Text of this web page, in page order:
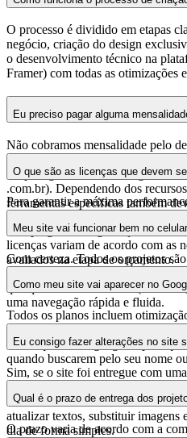
O processo é dividido em etapas
negócio, criação do design
o desenvolvimento técnico na
Framer) com todas as otimizações
Eu preciso pagar alguma
Não cobramos mensalidade pelo
custos recorrentes que você terá
hospedagem do site e o registro
.com.br). Dependendo dos
ferramentas específicas também
O que são as licenças que devem
Para garantir a máxima
avançados, utilizamos
Pro, plugins de segurança ou
licenças variam de acordo com as
avaliados na etapa de orçamento.
Meu site vai funcionar bem no
Com certeza. Todos os projetos
experiência mobile (responsiva). O
qualquer tamanho de tela
uma navegação rápida e fluida.
Como meu site vai aparecer no
Todos os planos incluem
indexação no Google. Isso
forma que o Google gosta para
quando buscarem pelo seu nome
Eu consigo fazer alterações no site
Sim, se o site foi entregue com
(WordPress ou Framer). Caso
sobre o funcionamento da
atualizar textos, substituir imagens
dia de forma simples.
Qual é o prazo de entrega dos
O prazo varia de acordo com a